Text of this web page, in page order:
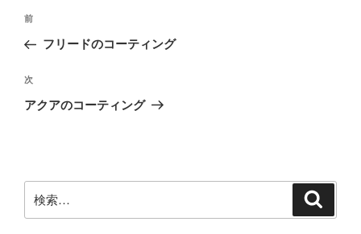
投
ナ
ビ
ゲ
ン
前
の
稿
前
フリードのコーティング
次
の
次
アクアのコーティング
索: